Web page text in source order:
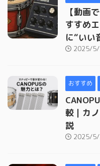
【動画
すすめ
に“いい
2025/
おすすめ
較｜カ
説
2025/